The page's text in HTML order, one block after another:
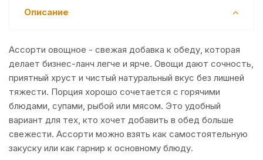
Описание
Ассорти овощное - свежая добавка к обеду, которая
делает бизнес-ланч легче и ярче. Овощи дают сочность,
приятный хруст и чистый натуральный вкус без лишней
тяжести. Порция хорошо сочетается с горячими
блюдами, супами, рыбой или мясом. Это удобный
вариант для тех, кто хочет добавить в обед больше
свежести. Ассорти можно взять как самостоятельную
закуску или как гарнир к основному блюду.